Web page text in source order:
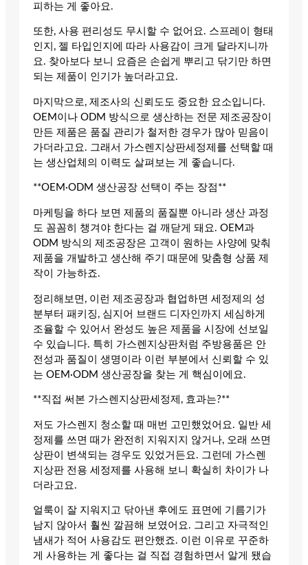
피하는 게 좋아요.
또한, 사용 편리성도 무시할 수 없어요. 스프레이 형태
인지, 젤 타입인지에 따라 사용감이 크게 달라지니까
요. 찾아보다 보니 요즘은 손쉽게 뿌리고 닦기만 하면
되는 제품이 인기가 높더라고요.
마지막으로, 제조사의 신뢰도도 중요한 요소입니다.
OEM이나 ODM 방식으로 생산하는 전문 제조공장이
만든 제품은 품질 관리가 철저한 경우가 많아 믿음이
가더라고요. 그래서 가스렌지상판세정제를 선택할 때
는 생산업체의 이력도 살펴보는 게 좋습니다.
**OEM·ODM 생산공장 선택이 주는 장점**
마케팅을 하다 보면 제품의 품질뿐 아니라 생산 과정
도 꼼꼼히 챙겨야 한다는 걸 깨닫게 돼요. OEM과
ODM 방식의 제조공장은 고객이 원하는 사양에 맞춰
제품을 개발하고 생산해 주기 때문에 맞춤형 상품 제
작이 가능하죠.
정리해보면, 이런 제조공장과 협업하면 세정제의 성
분부터 패키징, 심지어 브랜드 디자인까지 세심하게
조율할 수 있어서 완성도 높은 제품을 시장에 선보일
수 있습니다. 특히 가스렌지상판처럼 주방용품은 안
전성과 품질이 생명이라 이런 부분에서 신뢰할 수 있
는 OEM·ODM 생산공장을 찾는 게 핵심이에요.
**직접 써본 가스렌지상판세정제, 효과는?**
저도 가스렌지 청소할 때 매번 고민했었어요. 일반 세
정제를 쓰면 때가 완전히 지워지지 않거나, 오래 쓰면
상판이 변색되는 경우도 있었거든요. 그런데 가스렌
지상판 전용 세정제를 사용해 보니 확실히 차이가 나
더라고요.
얼룩이 잘 지워지고 닦아낸 후에도 표면에 기름기가
남지 않아서 훨씬 깔끔해 보였어요. 그리고 자극적인
냄새가 적어 사용감도 편안했죠. 이런 이유로 꾸준하
게 사용하는 게 좋다는 걸 직접 경험하면서 알게 됐습